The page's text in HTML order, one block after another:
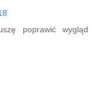
poprawić wygląd